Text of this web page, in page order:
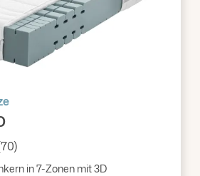
Bewertung von 4.73 von 5
in 7-Zonen mit 3D